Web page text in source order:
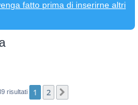
fatto prima di inserirne altri
risultati 1 2